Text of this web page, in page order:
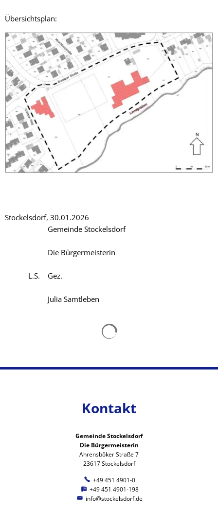
Übersichtsplan:
Stockelsdorf, 30.01.2026
Gemeinde Stockelsdorf
Die Bürgermeisterin
L.S. Gez.
Julia Samtleben
Kontakt
Gemeinde Stockelsdorf
Die Bürgermeisterin
Ahrensböker Straße 7
23617 Stockelsdorf
+49 451 4901-0
+49 451 4901-198
info@stockelsdorf.de